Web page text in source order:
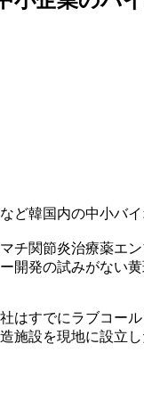
ど韓国内の中小バ
チ関節炎治療薬エ
開発の試みがない
はすでにラブコー
施設を現地に設立し